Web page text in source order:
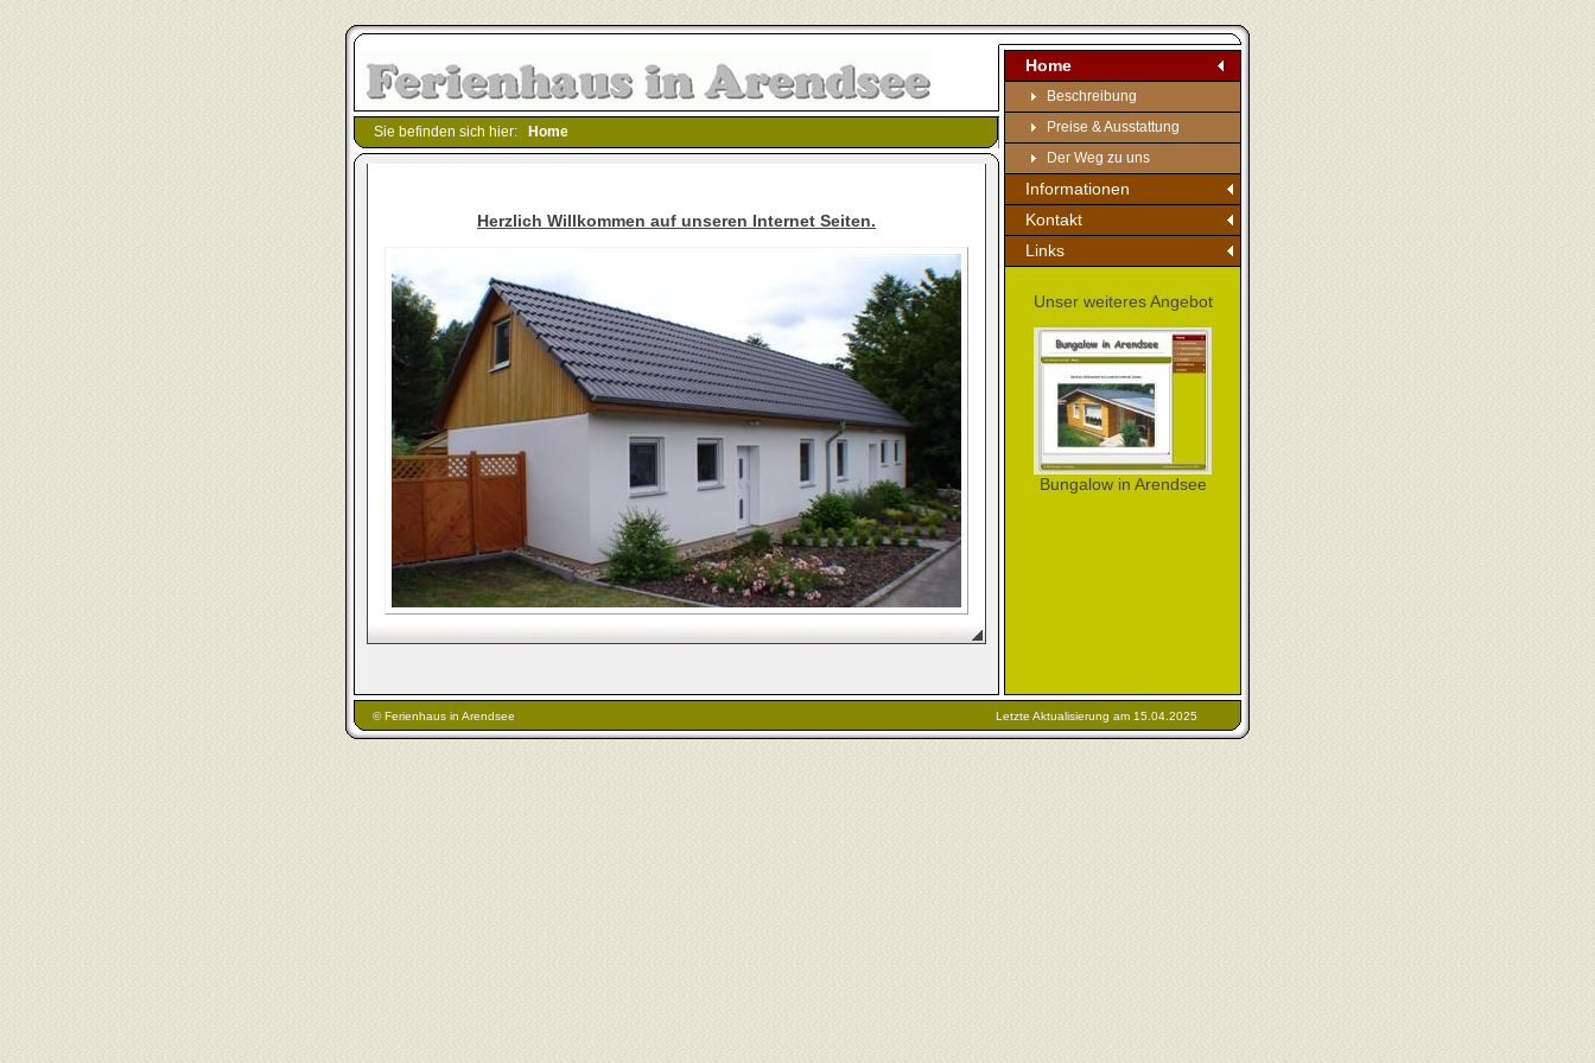
Sie befinden sich hier: Home
Herzlich Willkommen auf unseren Internet Seiten.
Home
Beschreibung
Preise & Ausstattung
Der Weg zu uns
Informationen
Kontakt
Links
Unser weiteres Angebot
Bungalow in Arendsee
© Ferienhaus in Arendsee Letzte Aktualisierung am 15.04.2025